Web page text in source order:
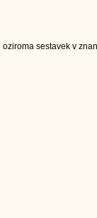
sestavek v